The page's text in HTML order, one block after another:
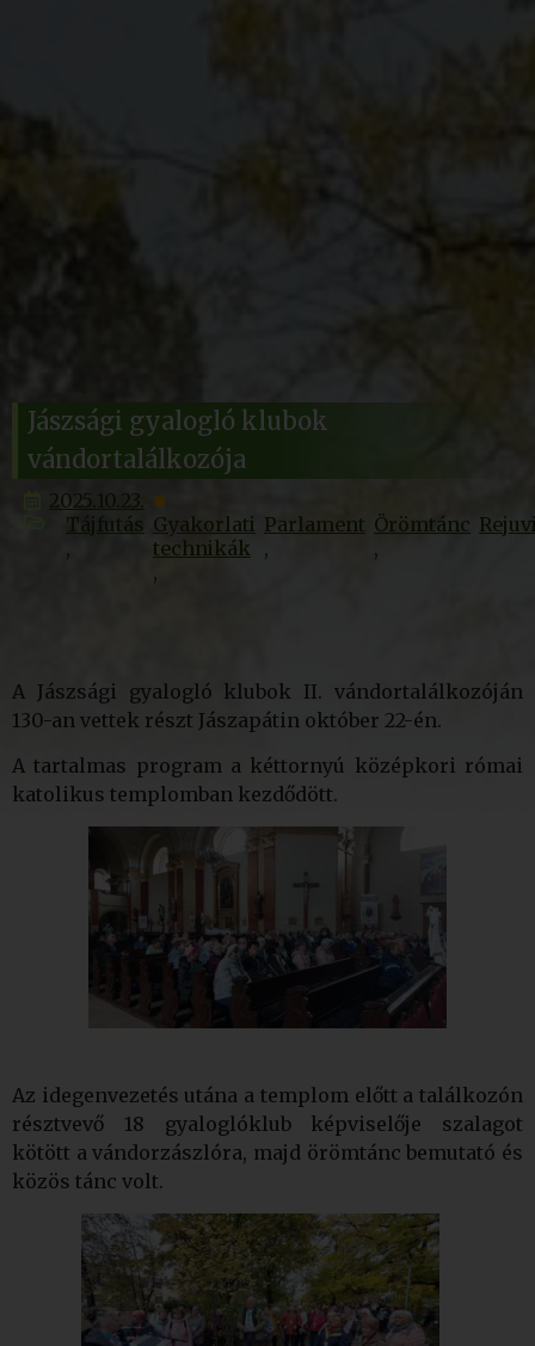
Jászsági gyalogló klubok
vándortalálkozója
2025.10.23.
Tájfutás Gyakorlati
technikák
Parlament Örömtánc
A Jászsági gyalogló klubok II. vándortalálkozóján
130-an vettek részt Jászapátin október 22-én.
A tartalmas program a kéttornyú középkori római
katolikus templomban kezdődött.
Az idegenvezetés utána a templom előtt a találkozón
résztvevő 18 gyaloglóklub képviselője szalagot
kötött a vándorzászlóra, majd örömtánc bemutató és
közös tánc volt.